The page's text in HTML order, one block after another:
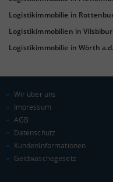
KAUFKRAFT - EURO
0 €
WIRTSCHAFTSKRAFT
Logistikimmobilie in
Logistikimmobilien in
Logistikimmobilie in Wörth
Wir über uns
Impressum
AGB
Datenschutz
KundenInformationen
Geldwäschegesetz